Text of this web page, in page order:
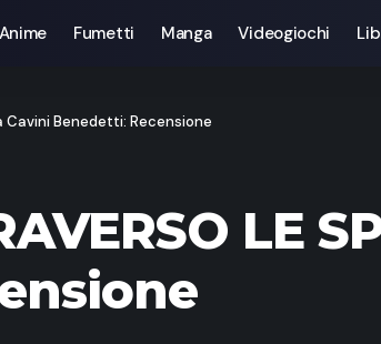
Anime Fumetti Manga Videogiochi
Cavini Benedetti: Recensione
LE